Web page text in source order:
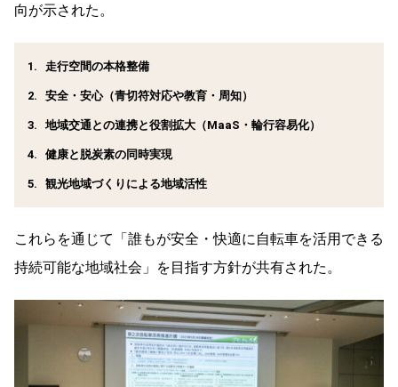
向が示された。
走行空間の本格整備
安全・安心（青切符対応や教育・周知）
地域交通との連携と役割拡大（MaaS・輪行容易化）
健康と脱炭素の同時実現
観光地域づくりによる地域活性
これらを通じて「誰もが安全・快適に自転車を活用できる
持続可能な地域社会」を目指す方針が共有された。